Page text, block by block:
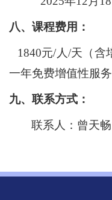
八、课程费用：
1840元/人/天（含
一年免费增值性服
九、联系方式：
联系人： 曾天畅